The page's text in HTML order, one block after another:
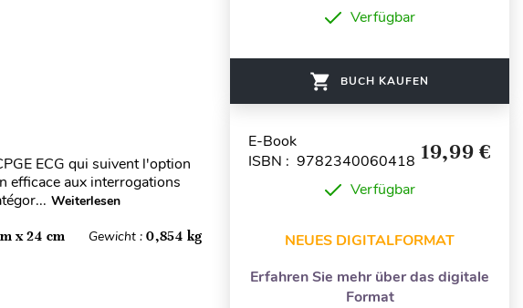
ECG qui suivent l'option
efficace aux interrogations
Weiterlesen
x 24 cm Gewicht :0,854 kg
Verfügbar
BUCH KAUFEN
E-Book
ISBN : 9782340060418 19,99 €
Verfügbar
NEUES DIGITALFORMAT
Erfahren Sie mehr über das digitale
Format